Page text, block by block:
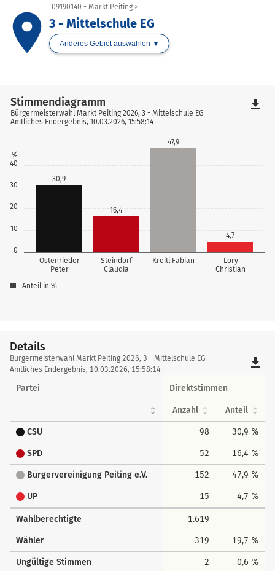
place
09190140 - Markt Peiting
3 - Mittelschule EG
Anderes Gebiet auswählen
0
10
20
30
40
%
Ostenrieder
Peter
Steindorf
Claudia
Kreitl Fabian
Lory
Christian
30,9
16,4
47,9
4,7
Stimmendiagramm
Bürgermeisterwahl Markt Peiting 2026, 3 - Mittelschule EG
Amtliches Endergebnis, 10.03.2026, 15:58:14
Anteil in %
file_download
Details
Details
Bürgermeisterwahl Markt Peiting 2026, 3 - Mittelschule EG
Amtliches Endergebnis, 10.03.2026, 15:58:14
file_download
Partei Direktstimmen
Anzahl Anteil
CSU 98 30,9 %
SPD 52 16,4 %
Bürgervereinigung Peiting e.V. 152 47,9 %
UP 15 4,7 %
Wahlberechtigte 1.619 -
Wähler 319 19,7 %
Ungültige Stimmen 2 0,6 %